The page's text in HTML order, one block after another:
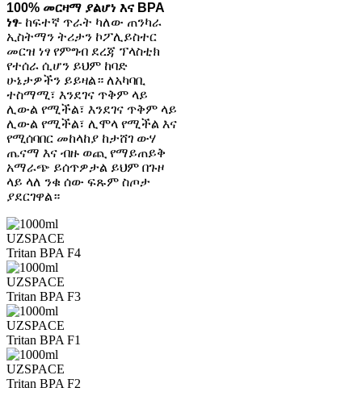
100% መርዛማ ያልሆነ እና BPA
ነፃ- ከፍተኛ ጥራት ካለው ጠንካራ
ኢስትማን ትሪታን ኮፖሊይስተር
መርዝ ነፃ የምግብ ደረጃ ፕላስቲክ
የተሰራ ሲሆን ይህም ከባድ
ሁኔታዎችን ይይዛል። ለአካባቢ
ተስማሚ፣ እንደገና ጥቅም ላይ
ሊውል የሚችል፣ እንደገና ጥቅም ላይ
ሊውል የሚችል፣ ሊሞላ የሚችል እና
የሚሰባበር መከላከያ ከታሸገ ውሃ
ጤናማ እና ብዙ ወጪ የማይጠይቅ
አማራጭ ይሰጥዎታል ይህም በጉዞ
ላይ ላለ ንቁ ሰው ፍጹም ስጦታ
ያደርገዋል።